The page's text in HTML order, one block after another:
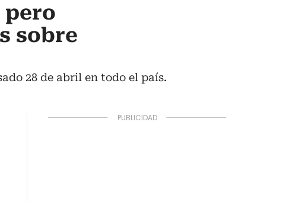
sobre
28 de abril en todo el país.